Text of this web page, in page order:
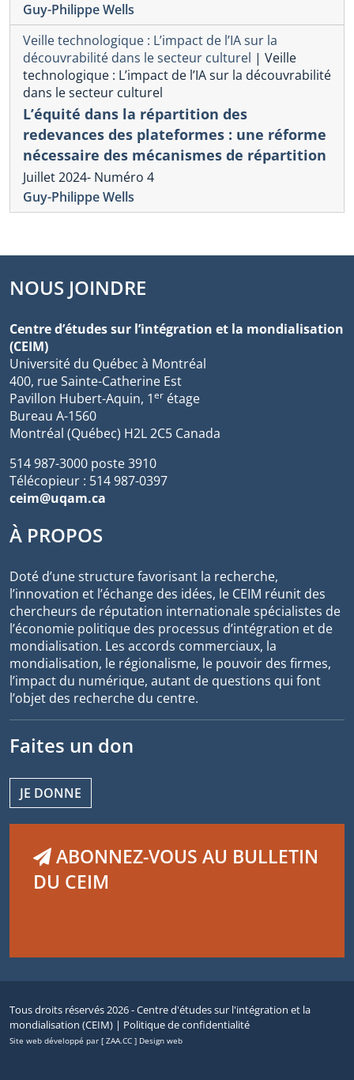
Guy-Philippe Wells
Veille technologique : L’impact de l’IA sur la
découvrabilité dans le secteur culturel | Veille
technologique : L’impact de l’IA sur la découvrabilité
dans le secteur culturel
L’équité dans la répartition des
redevances des plateformes : une réforme
nécessaire des mécanismes de répartition
Juillet 2024- Numéro 4
Guy-Philippe Wells
NOUS JOINDRE
Centre d’études sur l’intégration et la mondialisation
(CEIM)
Université du Québec à Montréal
400, rue Sainte-Catherine Est
Pavillon Hubert-Aquin, 1er étage
Bureau A-1560
Montréal (Québec) H2L 2C5 Canada
514 987-3000 poste 3910
Télécopieur : 514 987-0397
ceim@uqam.ca
À PROPOS
Doté d’une structure favorisant la recherche,
l’innovation et l’échange des idées, le CEIM réunit des
chercheurs de réputation internationale spécialistes de
l’économie politique des processus d’intégration et de
mondialisation. Les accords commerciaux, la
mondialisation, le régionalisme, le pouvoir des firmes,
l’impact du numérique, autant de questions qui font
l’objet des recherche du centre.
Faites un don
JE DONNE
ABONNEZ-VOUS AU BULLETIN
DU CEIM
Tous droits réservés 2026 - Centre d'études sur l'intégration et la
mondialisation (CEIM) | Politique de confidentialité
Site web développé par [ ZAA.CC ] Design web